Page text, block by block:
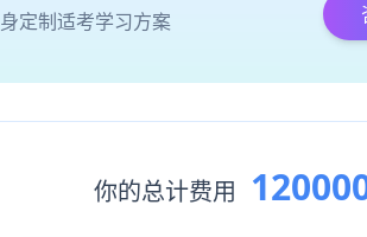
定制适考学习方案
你的总计费用